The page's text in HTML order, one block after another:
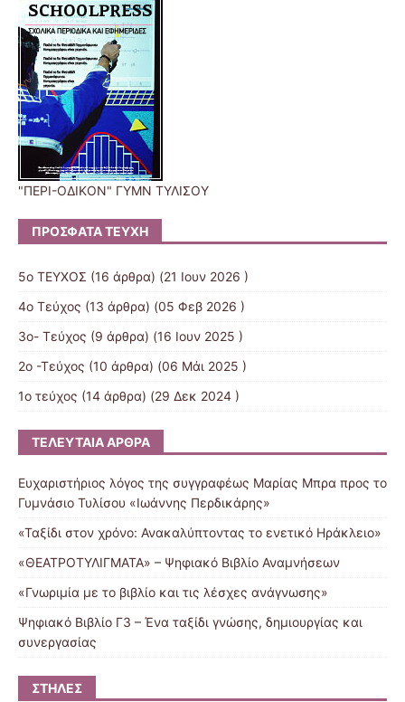
"ΠΕΡΙ-ΟΔΙΚΟΝ" ΓΥΜΝ ΤΥΛΙΣΟΥ
ΠΡΌΣΦΑΤΑ ΤΕΎΧΗ
5ο ΤΕΥΧΟΣ (16 άρθρα) (21 Ιουν 2026 )
4ο Τεύχος (13 άρθρα) (05 Φεβ 2026 )
3o- Τεύχος (9 άρθρα) (16 Ιουν 2025 )
2ο -Τεύχος (10 άρθρα) (06 Μάι 2025 )
1ο τεύχος (14 άρθρα) (29 Δεκ 2024 )
ΤΕΛΕΥΤΑΊΑ ΆΡΘΡΑ
Ευχαριστήριος λόγος της συγγραφέως Μαρίας Μπρα προς το
Γυμνάσιο Τυλίσου «Ιωάννης Περδικάρης»
«Ταξίδι στον χρόνο: Ανακαλύπτοντας το ενετικό Ηράκλειο»
«ΘΕΑΤΡΟΤΥΛΙΓΜΑΤΑ» – Ψηφιακό Βιβλίο Αναμνήσεων
«Γνωριμία με το βιβλίο και τις λέσχες ανάγνωσης»
Ψηφιακό Βιβλίο Γ3 – Ένα ταξίδι γνώσης, δημιουργίας και
συνεργασίας
ΣΤΉΛΕΣ